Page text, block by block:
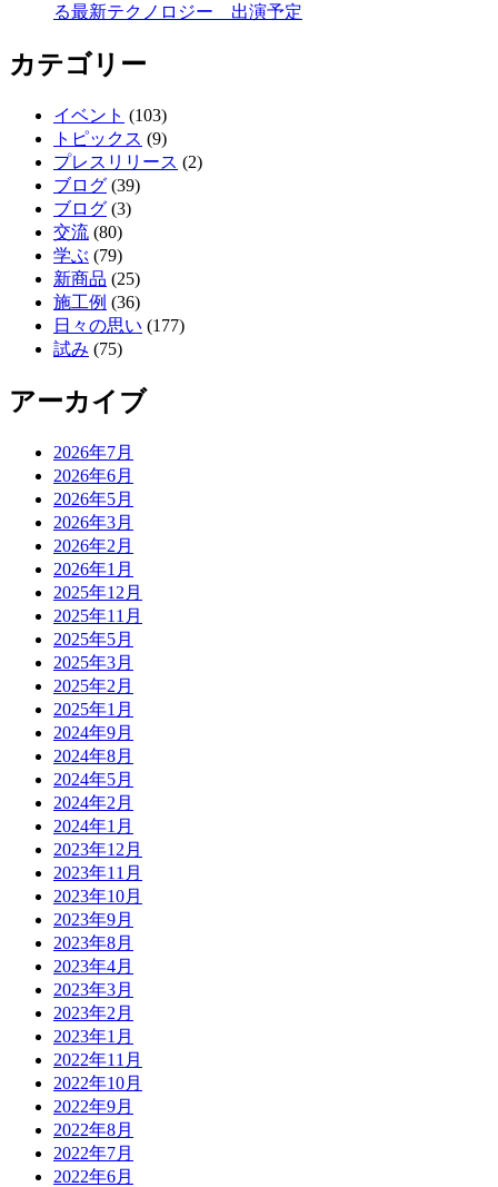
る最新テクノロジー 出演予定
カテゴリー
イベント (103)
トピックス (9)
プレスリリース (2)
ブログ (39)
ブログ (3)
交流 (80)
学ぶ (79)
新商品 (25)
施工例 (36)
日々の思い (177)
試み (75)
アーカイブ
2026年7月
2026年6月
2026年5月
2026年3月
2026年2月
2026年1月
2025年12月
2025年11月
2025年5月
2025年3月
2025年2月
2025年1月
2024年9月
2024年8月
2024年5月
2024年2月
2024年1月
2023年12月
2023年11月
2023年10月
2023年9月
2023年8月
2023年4月
2023年3月
2023年2月
2023年1月
2022年11月
2022年10月
2022年9月
2022年8月
2022年7月
2022年6月